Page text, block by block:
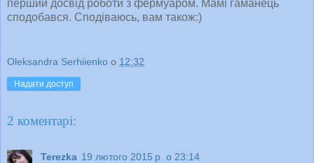
перший досвід роботи з фермуаром. Мамі гаманець
сподобався. Сподіваюсь, вам також:)
Oleksandra Serhiienko о 12:32
Надати доступ
2 коментарі:
Terezka 19 лютого 2015 р. о 23:14